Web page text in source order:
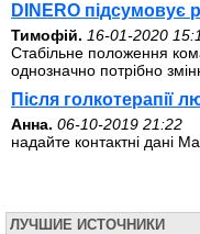
DINERO підсумовує
Тимофій. 16-01-2020
Стабільне положення
однозначно потрібно
Після голкотерапії
Анна. 06-10-2019 21:22
надайте контактні дані
ЛУЧШИЕ ИСТОЧНИКИ